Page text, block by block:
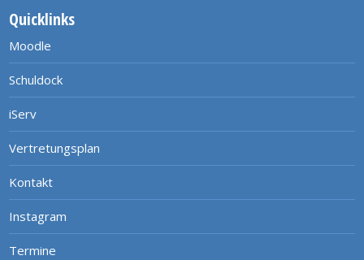
Quicklinks
Moodle
Schuldock
iServ
Vertretungsplan
Kontakt
Instagram
Termine